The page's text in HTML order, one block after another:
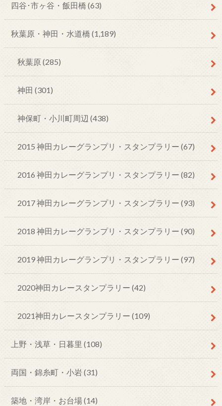
四谷･市ヶ谷・飯田橋 (63)
秋葉原・神田・水道橋 (1,189)
秋葉原(285)
神田 (301)
神保町・小川町周辺 (438)
2015 神田カレーグランプリ・スタンプラリー (67)
2016 神田カレーグランプリ・スタンプラリー (82)
2017 神田カレーグランプリ・スタンプラリー (93)
2018 神田カレーグランプリ・スタンプラリー (90)
2019 神田カレーグランプリ・スタンプラリー (97)
2020神田カレースタンプラリー (42)
2021神田カレースタンプラリー (109)
上野・浅草・日暮里 (108)
両国・錦糸町・小岩(31)
築地・湾岸・お台場(14)